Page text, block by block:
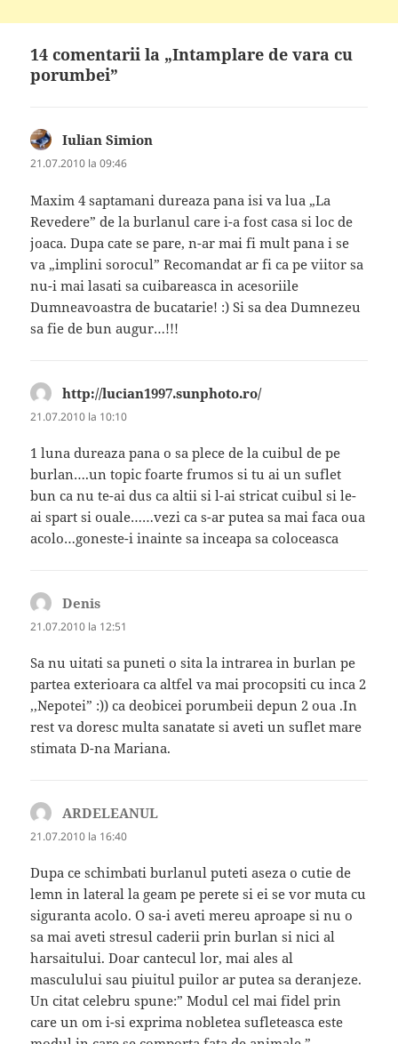
14 comentarii la „Intamplare de vara cu
porumbei”
Iulian Simion
21.07.2010 la 09:46
Maxim 4 saptamani dureaza pana isi va lua „La
Revedere” de la burlanul care i-a fost casa si loc de
joaca. Dupa cate se pare, n-ar mai fi mult pana i se
va „implini sorocul” Recomandat ar fi ca pe viitor sa
nu-i mai lasati sa cuibareasca in acesoriile
Dumneavoastra de bucatarie! :) Si sa dea Dumnezeu
sa fie de bun augur…!!!
http://lucian1997.sunphoto.ro/spune:
21.07.2010 la 10:10
1 luna dureaza pana o sa plece de la cuibul de pe
burlan….un topic foarte frumos si tu ai un suflet
bun ca nu te-ai dus ca altii si l-ai stricat cuibul si le-
ai spart si ouale……vezi ca s-ar putea sa mai faca oua
acolo…goneste-i inainte sa inceapa sa coloceasca
Denis
21.07.2010 la 12:51
Sa nu uitati sa puneti o sita la intrarea in burlan pe
partea exterioara ca altfel va mai procopsiti cu inca 2
,,Nepotei” :)) ca deobicei porumbeii depun 2 oua .In
rest va doresc multa sanatate si aveti un suflet mare
stimata D-na Mariana.
ARDELEANUL
21.07.2010 la 16:40
Dupa ce schimbati burlanul puteti aseza o cutie de
lemn in lateral la geam pe perete si ei se vor muta cu
siguranta acolo. O sa-i aveti mereu aproape si nu o
sa mai aveti stresul caderii prin burlan si nici al
harsaitului. Doar cantecul lor, mai ales al
masculului sau piuitul puilor ar putea sa deranjeze.
Un citat celebru spune:” Modul cel mai fidel prin
care un om i-si exprima nobletea sufleteasca este